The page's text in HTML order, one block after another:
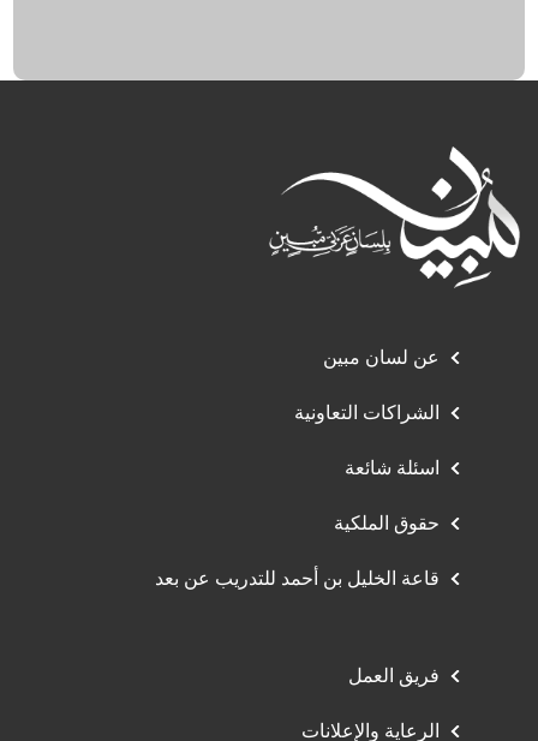
عن لسان مبين
الشراكات التعاونية
اسئلة شائعة
حقوق الملكية
قاعة الخليل بن أحمد للتدريب عن بعد
فريق العمل
الرعاية والإعلانات